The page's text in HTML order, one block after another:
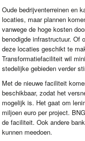
Oude bedrijventerreinen en
locaties, maar plannen
vanwege de hoge kosten
benodigde infrastructuur. Of
deze locaties geschikt te
Transformatiefaciliteit wil
stedelijke gebieden verder
Met de nieuwe faciliteit
beschikbaar, zodat het
mogelijk is. Het gaat om
miljoen euro per project. BNG
de faciliteit. Ook andere
kunnen meedoen.